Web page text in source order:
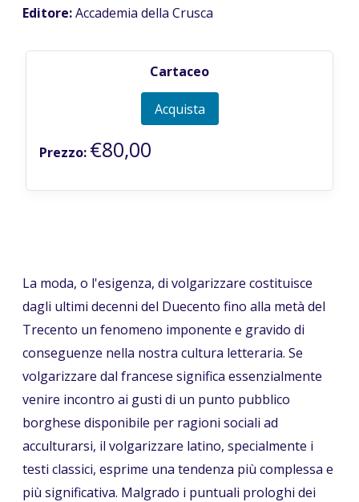
Editore:Accademia della Crusca
Cartaceo
Acquista
Prezzo: €80,00
La moda, o l'esigenza, di volgarizzare costituisce
dagli ultimi decenni del Duecento fino alla metà del
Trecento un fenomeno imponente e gravido di
conseguenze nella nostra cultura letteraria. Se
volgarizzare dal francese significa essenzialmente
venire incontro ai gusti di un punto pubblico
borghese disponibile per ragioni sociali ad
acculturarsi, il volgarizzare latino, specialmente i
testi classici, esprime una tendenza più complessa e
più significativa. Malgrado i puntuali prologhi dei